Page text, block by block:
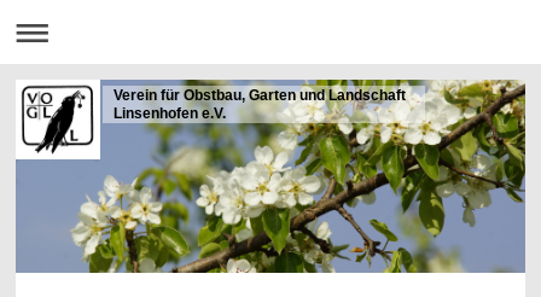
Verein für Obstbau, Garten und Landschaft
Linsenhofen e.V.